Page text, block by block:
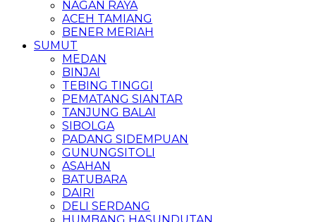
NAGAN RAYA
ACEH TAMIANG
BENER MERIAH
SUMUT
MEDAN
BINJAI
TEBING TINGGI
PEMATANG SIANTAR
TANJUNG BALAI
SIBOLGA
PADANG SIDEMPUAN
GUNUNGSITOLI
ASAHAN
BATUBARA
DAIRI
DELI SERDANG